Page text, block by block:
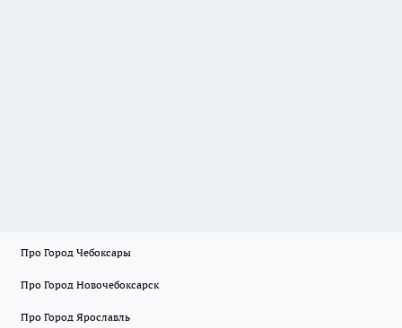
Про Город Чебоксары
Про Город Новочебоксарск
Про Город Ярославль